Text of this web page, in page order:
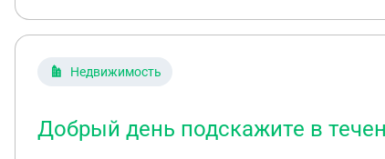
Недвижимость
Добрый день подскажите в